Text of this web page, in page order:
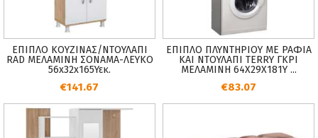
ΕΠΙΠΛΟ ΚΟΥΖΙΝΑΣ/ΝΤΟΥΛΑΠΙ
RAD ΜΕΛΑΜΙΝΗ ΣΟΝΑΜΑ-ΛΕΥΚΟ
56x32x165Υεκ.
€141.67
ΕΠΙΠΛΟ ΠΛΥΝΤΗΡΙΟΥ ΜΕ ΡΑΦΙΑ
ΚΑΙ ΝΤΟΥΛΑΠΙ TERRY ΓΚΡΙ
ΜΕΛΑΜΙΝΗ 64Χ29Χ181Υ ...
€83.07